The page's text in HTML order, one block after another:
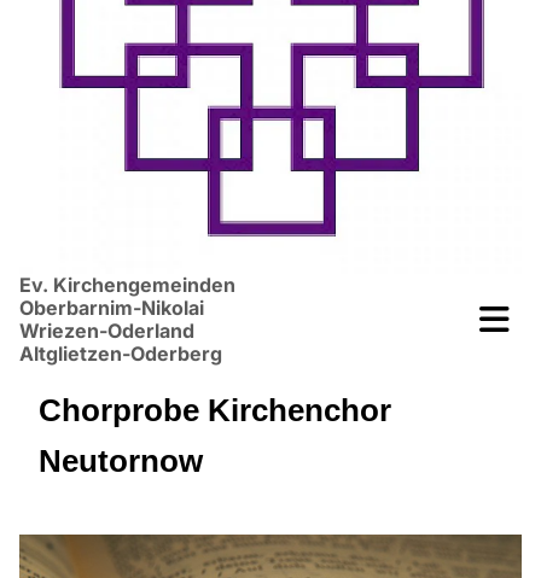
Ev. Kirchengemeinden
Oberbarnim-Nikolai
Wriezen-Oderland
Altglietzen-Oderberg
Chorprobe Kirchenchor
Neutornow